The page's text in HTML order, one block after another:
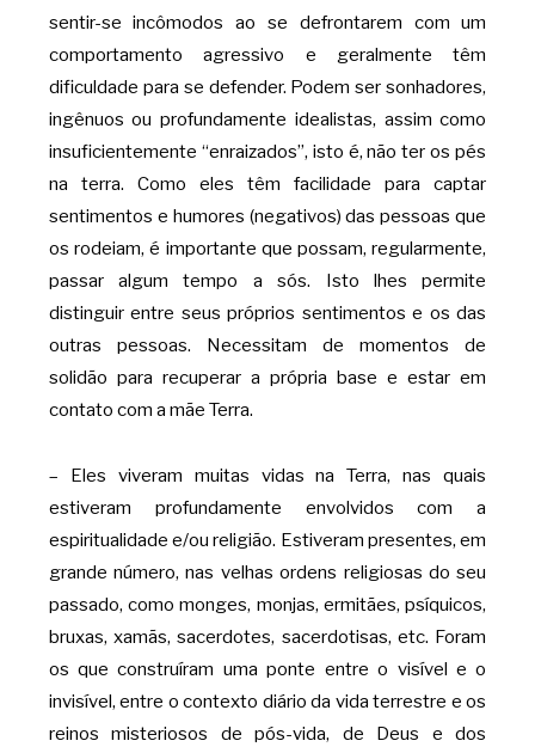
sentir-se incômodos ao se defrontarem com um
comportamento agressivo e geralmente têm
dificuldade para se defender. Podem ser sonhadores,
ingênuos ou profundamente idealistas, assim como
insuficientemente “enraizados”, isto é, não ter os pés
na terra. Como eles têm facilidade para captar
sentimentos e humores (negativos) das pessoas que
os rodeiam, é importante que possam, regularmente,
passar algum tempo a sós. Isto lhes permite
distinguir entre seus próprios sentimentos e os das
outras pessoas. Necessitam de momentos de
solidão para recuperar a própria base e estar em
contato com a mãe Terra.
– Eles viveram muitas vidas na Terra, nas quais
estiveram profundamente envolvidos com a
espiritualidade e/ou religião. Estiveram presentes, em
grande número, nas velhas ordens religiosas do seu
passado, como monges, monjas, ermitães, psíquicos,
bruxas, xamãs, sacerdotes, sacerdotisas, etc. Foram
os que construíram uma ponte entre o visível e o
invisível, entre o contexto diário da vida terrestre e os
reinos misteriosos de pós-vida, de Deus e dos